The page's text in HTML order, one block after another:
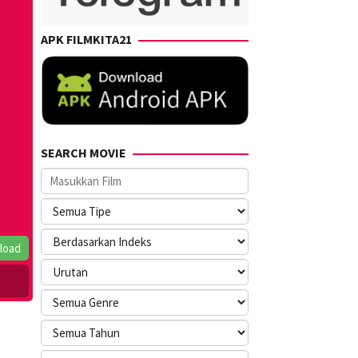
APK FILMKITA21
SEARCH MOVIE